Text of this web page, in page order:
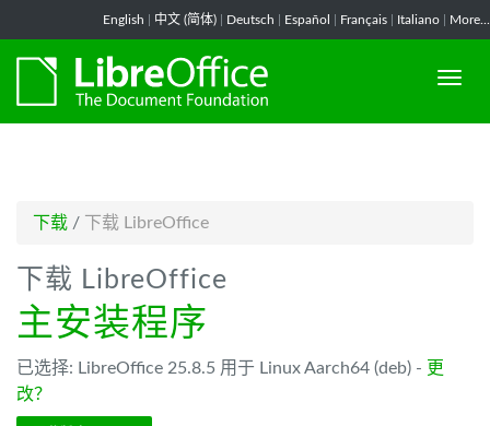
English 中文 (简体) Deutsch Español Français Italiano More...
下载 / 下载 LibreOffice
下载 LibreOffice
主安装程序
已选择: LibreOffice 25.8.5 用于 Linux Aarch64 (deb) - 更
改？